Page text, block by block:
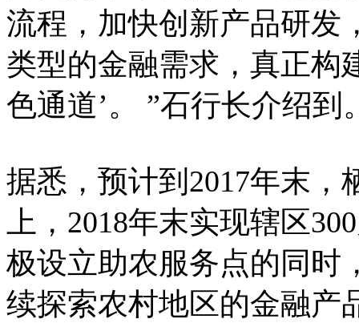
流程，加快创新产品研发
类型的金融需求，真正构
色通道’。 ”石行长介绍到
据悉，预计到2017年末，
上，2018年末实现辖区
极设立助农服务点的同时
续探索农村地区的金融产